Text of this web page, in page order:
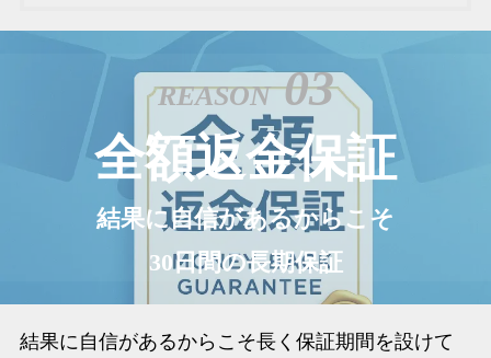
REASON03
全額返金保証
結果に自信があるからこそ
30日間の長期保証
結果に自信があるからこそ長く保証期間を設けて